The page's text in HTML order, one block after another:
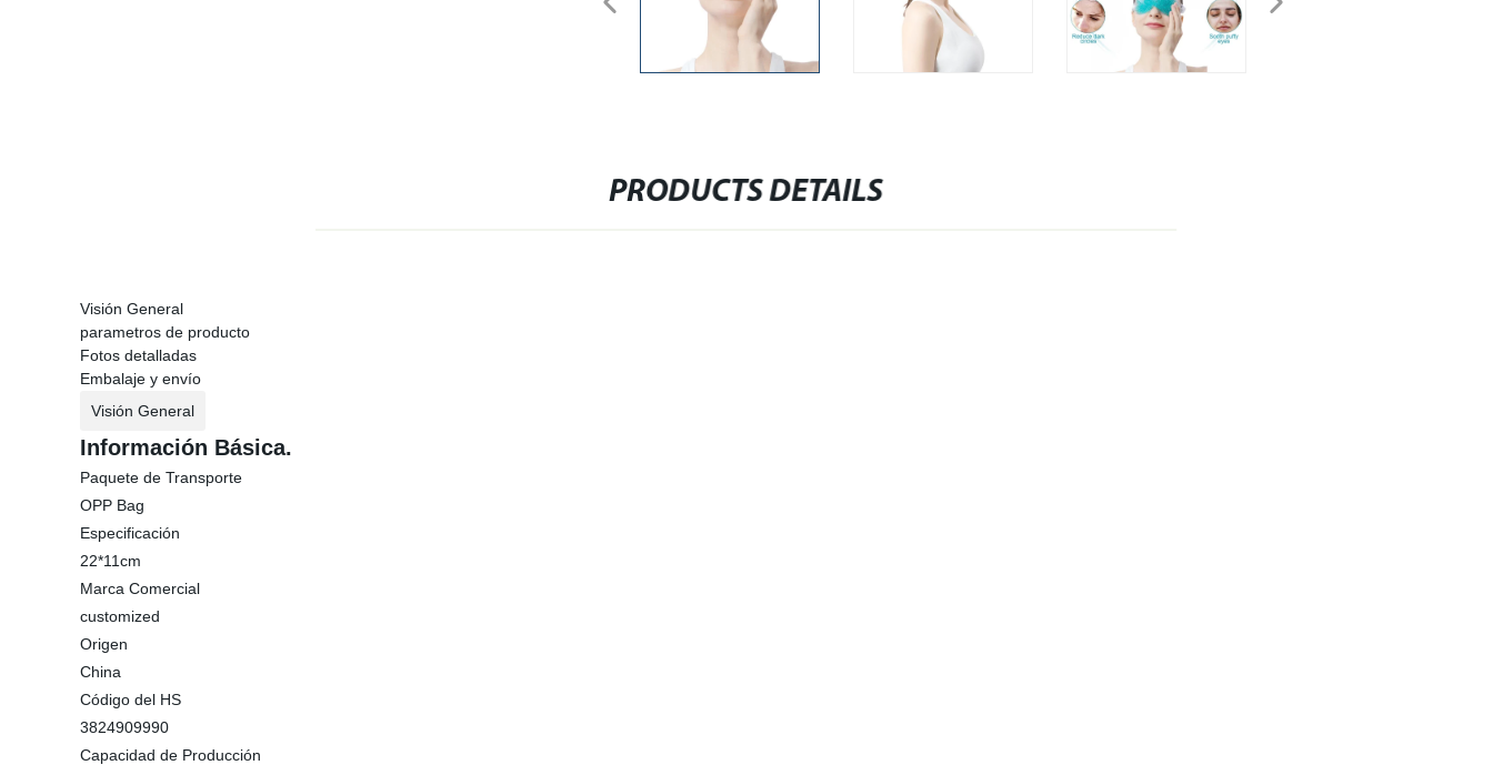
PRODUCTS DETAILS
Visión General
parametros de producto
Fotos detalladas
Embalaje y envío
Visión General
Información Básica.
Paquete de Transporte
OPP Bag
Especificación
22*11cm
Marca Comercial
customized
Origen
China
Código del HS
3824909990
Capacidad de Producción